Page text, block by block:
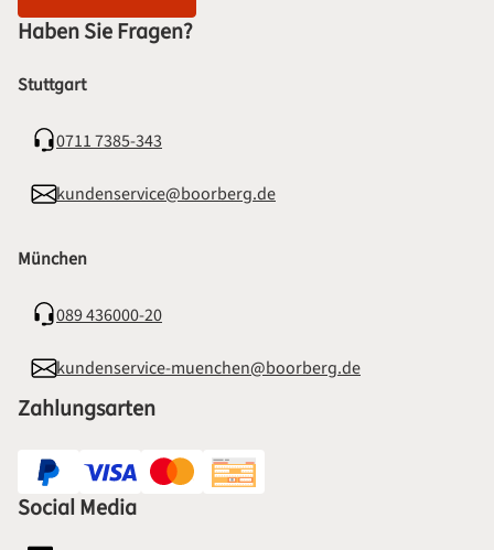
Haben Sie Fragen?
Stuttgart
0711 7385-343
kundenservice@boorberg.de
München
089 436000-20
kundenservice-muenchen@boorberg.de
Zahlungsarten
Social Media